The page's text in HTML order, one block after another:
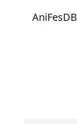
AniFesDB